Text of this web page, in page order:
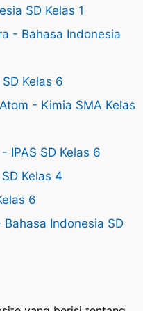
SD Kelas 1
- Bahasa Indonesia
Kelas 6
- Kimia SMA Kelas
IPAS SD Kelas 6
Kelas 4
6
Indonesia SD